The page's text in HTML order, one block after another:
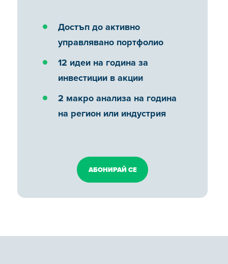
Достъп до активно
управлявано портфолио
12 идеи на година за
инвестиции в акции
2 макро анализа на година
на регион или индустрия
АБОНИРАЙ СЕ